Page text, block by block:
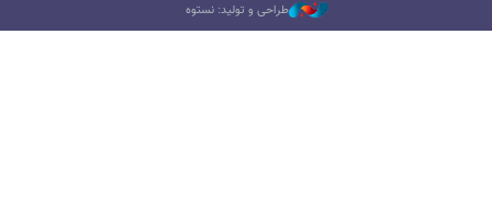
طراحی و تولید: نستوه